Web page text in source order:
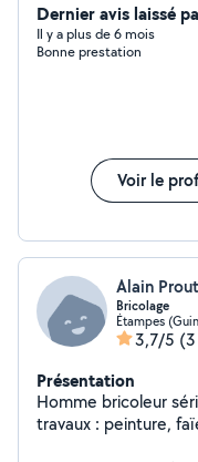
Dernier avis laissé
Il y a plus de 6 mois
Bonne prestation
Voir le
Alain
Bricolage
Étampes
3,7/5
Présentation
Homme bricoleur
travaux : peinture,